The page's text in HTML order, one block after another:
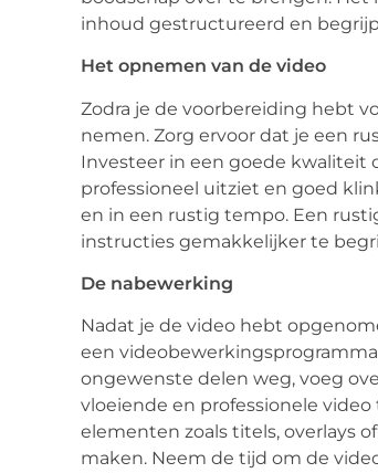
inhoud gestructureerd en
Het opnemen van de video
Zodra je de voorbereiding hebt
nemen. Zorg ervoor dat je een
Investeer in een goede kwaliteit
professioneel uitziet en goed
en in een rustig tempo. Een
instructies gemakkelijker te
De nabewerking
Nadat je de video hebt
een
ongewenste delen weg, voeg
vloeiende en professionele
elementen zoals titels, overlays
maken. Neem de tijd om de